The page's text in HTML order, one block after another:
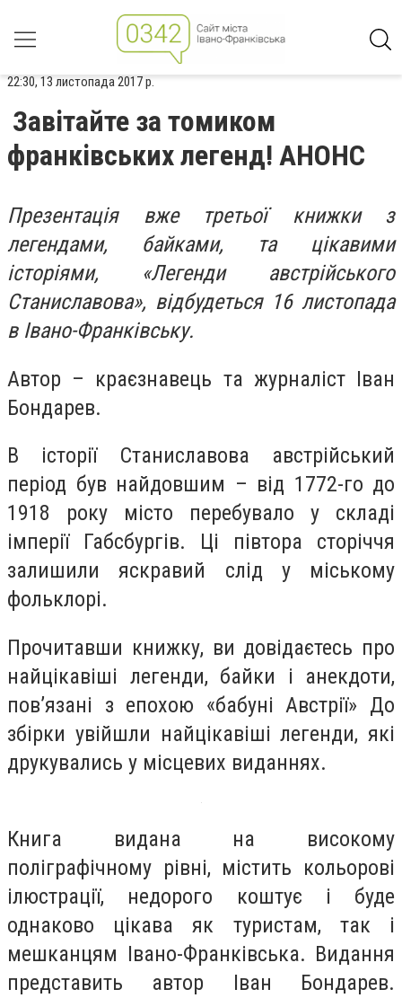
22:30, 13 листопада 2017 р.
Завітайте за томиком
франківських легенд! АНОНС
Презентація вже третьої книжки з
легендами, байками, та цікавими
історіями, «Легенди австрійського
Станиславова», відбудеться 16 листопада
в Івано-Франківську.
Автор – краєзнавець та журналіст Іван
Бондарев.
В історії Станиславова австрійський
період був найдовшим – від 1772-го до
1918 року місто перебувало у складі
імперії Габсбургів. Ці півтора сторіччя
залишили яскравий слід у міському
фольклорі.
Прочитавши книжку, ви довідаєтесь про
найцікавіші легенди, байки і анекдоти,
пов’язані з епохою «бабуні Австрії» До
збірки увійшли найцікавіші легенди, які
друкувались у місцевих виданнях.
Книга видана на високому
поліграфічному рівні, містить кольорові
ілюстрації, недорого коштує і буде
однаково цікава як туристам, так і
мешканцям Івано-Франківська. Видання
представить автор Іван Бондарев.